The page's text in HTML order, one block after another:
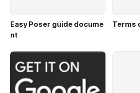
Easy Poser guide docume
nt
Terms